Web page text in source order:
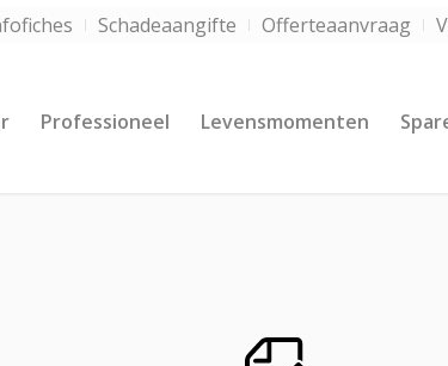
Schadeaangifte Offerteaanvraag
Professioneel Levensmomenten